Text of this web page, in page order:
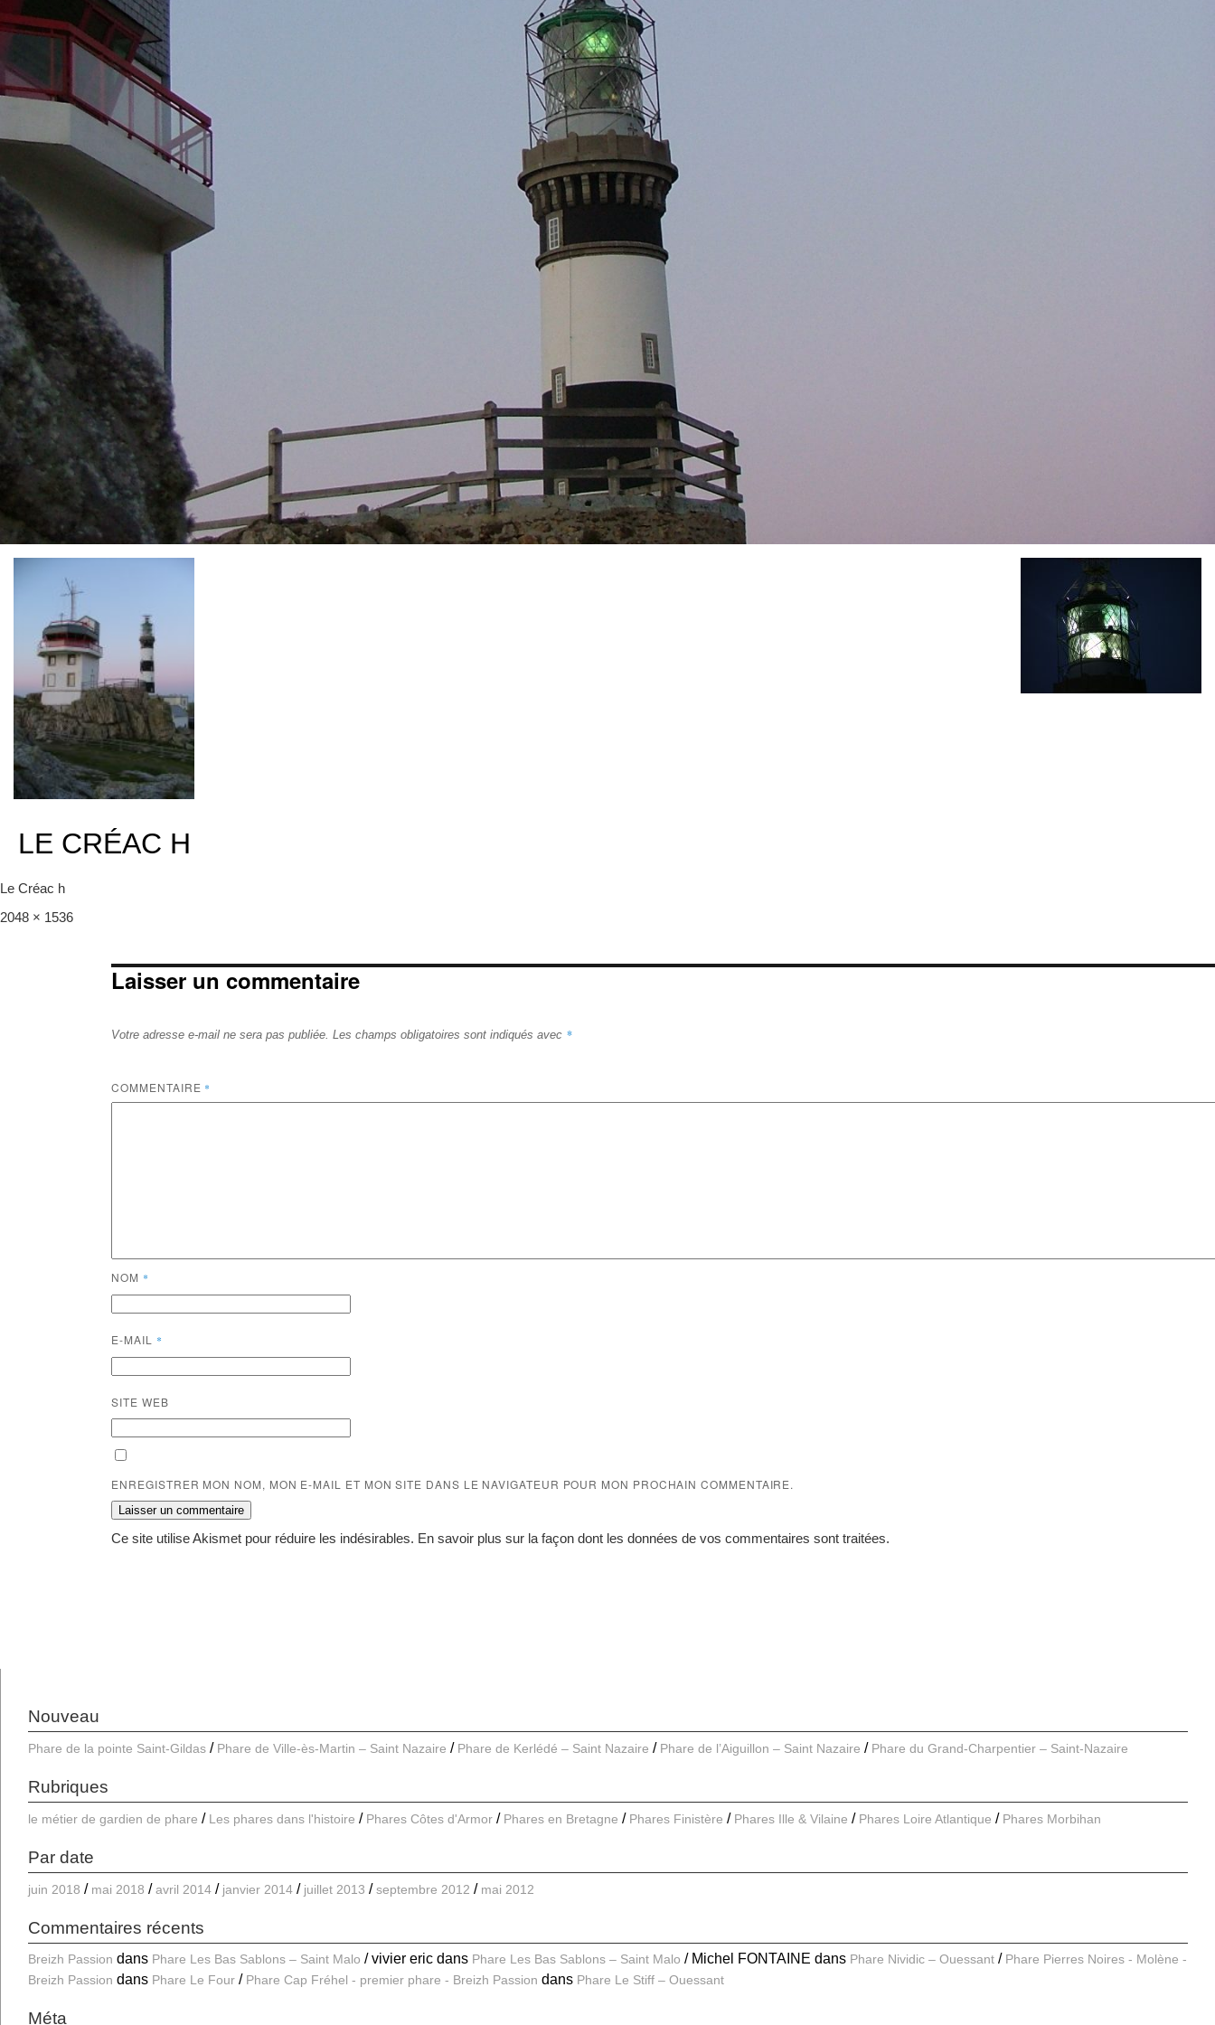
LE CRÉAC H
Le Créac h
Full
2048 × 1536
Laisser un commentaire
Votre adresse e-mail ne sera pas publiée. Les champs obligatoires sont indiqués avec *
COMMENTAIRE *
NOM *
E-MAIL *
SITE WEB
ENREGISTRER MON NOM, MON E-MAIL ET MON SITE DANS LE NAVIGATEUR POUR MON PROCHAIN COMMENTAIRE.
Ce site utilise Akismet pour réduire les indésirables. En savoir plus sur la façon dont les données de vos commentaires sont traitées.
Nouveau
Phare de la pointe Saint-Gildas Phare de Ville-ès-Martin – Saint Nazaire Phare de Kerlédé – Saint Nazaire Phare de l’Aiguillon – Saint Nazaire Phare du Grand-Charpentier – Saint-Nazaire
Rubriques
le métier de gardien de phare Les phares dans l'histoire Phares Côtes d'Armor Phares en Bretagne Phares Finistère Phares Ille & Vilaine Phares Loire Atlantique Phares Morbihan
Par date
juin 2018 mai 2018 avril 2014 janvier 2014 juillet 2013 septembre 2012 mai 2012
Commentaires récents
Breizh Passion dans Phare Les Bas Sablons – Saint Malo vivier eric dans Phare Les Bas Sablons – Saint Malo Michel FONTAINE dans Phare Nividic – Ouessant
Phare Pierres Noires - Molène -
Breizh Passion dans Phare Le Four Phare Cap Fréhel - premier phare - Breizh Passion dans Phare Le Stiff – Ouessant
Méta